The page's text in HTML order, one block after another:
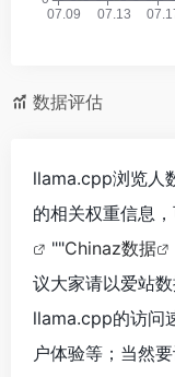
数据评估
llama.cpp浏览人
的相关权重信息
""Chinaz数据
议大家请以爱站
llama.cpp的访问
户体验等；当然